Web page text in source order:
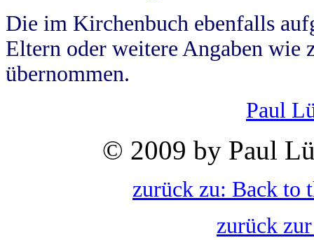
Die im Kirchenbuch ebenfalls
Eltern oder weitere Angaben wie
übernommen.
Paul
© 2009 by Paul
zurück zu: Back to
zurück